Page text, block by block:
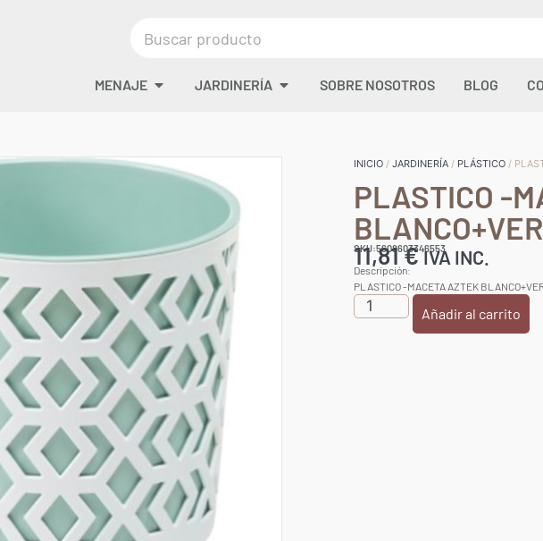
MENAJE JARDINERÍA SOBRE NOSOTROS BLOG
INICIO / JARDINERÍA / PLÁSTICO /
PLASTICO -
SKU:5608603346553
11,81€IVA INC.
Descripción:
PLASTICO -MACETA AZTEK
Añadir al carrito